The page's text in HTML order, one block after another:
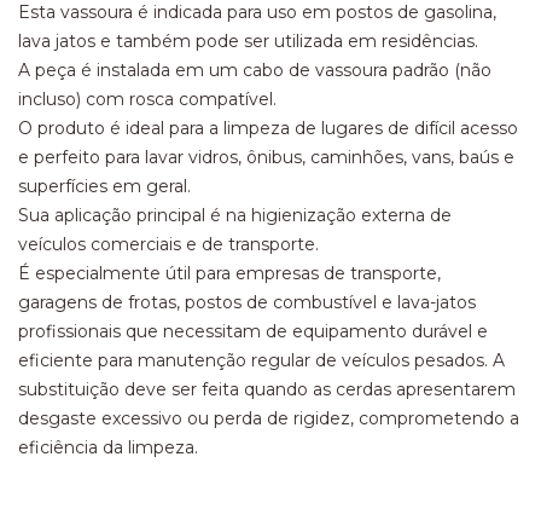
Esta vassoura é indicada para uso em postos de gasolina,
lava jatos e também pode ser utilizada em residências.
A peça é instalada em um cabo de vassoura padrão (não
incluso) com rosca compatível.
O produto é ideal para a limpeza de lugares de difícil acesso
e perfeito para lavar vidros, ônibus, caminhões, vans, baús e
superfícies em geral.
Sua aplicação principal é na higienização externa de
veículos comerciais e de transporte.
É especialmente útil para empresas de transporte,
garagens de frotas, postos de combustível e lava-jatos
profissionais que necessitam de equipamento durável e
eficiente para manutenção regular de veículos pesados. A
substituição deve ser feita quando as cerdas apresentarem
desgaste excessivo ou perda de rigidez, comprometendo a
eficiência da limpeza.